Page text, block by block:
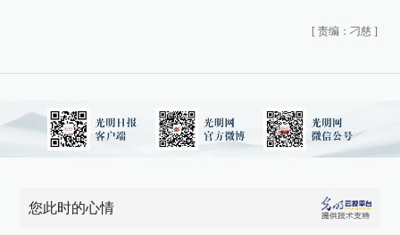
[ 责编：刁慈 ]
您此时的心情